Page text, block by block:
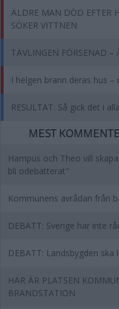
ÄLDRE MAN DÖD EFTER
SÖKER VITTNEN
TÄVLINGEN FÖRSENAD –
I helgen brann deras hus
RESULTAT: Så gick det i
MEST
Hampus och Theo vill
bli odebatterat"
Kommunens avrådan från
DEBATT: Sverige har inte
DEBATT: Landsbygden ska
HÄR ÄR PLATSEN
BRANDSTATION